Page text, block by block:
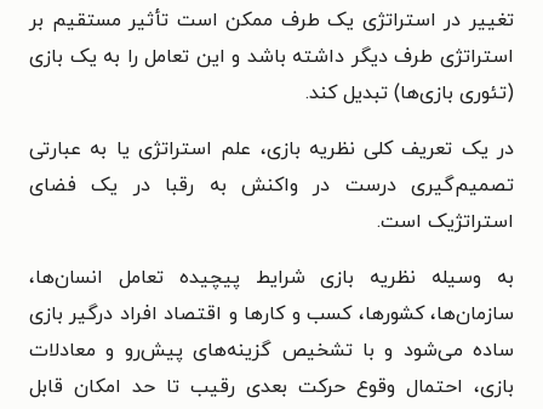
تغییر در استراتژی یک طرف ممکن است تأثیر مستقیم بر
استراتژی طرف دیگر داشته باشد و این تعامل را به یک بازی
(تئوری بازی‌ها) تبدیل کند.
در یک تعریف کلی نظریه بازی، علم استراتژی یا به عبارتی
تصمیم‌گیری درست در واکنش به رقبا در یک فضای
استراتژیک است.
به وسیله نظریه بازی شرایط پیچیده تعامل انسان‌ها،
سازمان‌ها، کشورها، کسب و کارها و اقتصاد افراد درگیر بازی
ساده می‌شود و با تشخیص گزینه‌های پیش‌رو و معادلات
بازی، احتمال وقوع حرکت بعدی رقیب تا حد امکان قابل